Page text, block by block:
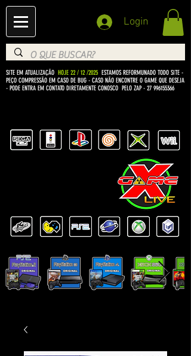
Login
SITE EM ATUALIZAÇÃO HOJE 22 / 12 /2025 ESTAMOS REFORMUNADO TODO SITE -
PEÇO COMPRESSÃO EM CASO DE BUG - CASO NÃO ENCONTRE O GAME QUE DESEJA
- PODE ENTRA EM CONTATO DIRETAMENTE CONOSCO PELO ZAP - 27 996155366